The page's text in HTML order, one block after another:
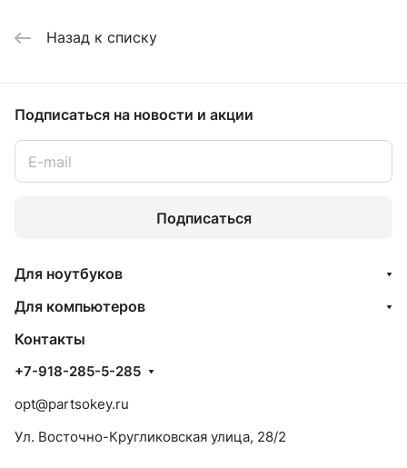
Назад к списку
Подписаться на новости и акции
Подписаться
Для ноутбуков
Для компьютеров
Контакты
+7-918-285-5-285
opt@partsokey.ru
Ул. Восточно-Кругликовская улица, 28/2